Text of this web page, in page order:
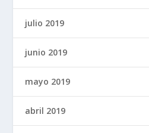
julio 2019
junio 2019
mayo 2019
abril 2019